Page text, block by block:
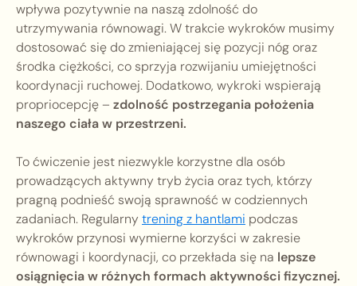
wpływa pozytywnie na naszą zdolność do
utrzymywania równowagi. W trakcie wykroków musimy
dostosować się do zmieniającej się pozycji nóg oraz
środka ciężkości, co sprzyja rozwijaniu umiejętności
koordynacji ruchowej. Dodatkowo, wykroki wspierają
propriocepcję – zdolność postrzegania położenia
naszego ciała w przestrzeni.
To ćwiczenie jest niezwykle korzystne dla osób
prowadzących aktywny tryb życia oraz tych, którzy
pragną podnieść swoją sprawność w codziennych
zadaniach. Regularny trening z hantlami podczas
wykroków przynosi wymierne korzyści w zakresie
równowagi i koordynacji, co przekłada się na lepsze
osiągnięcia w różnych formach aktywności fizycznej.